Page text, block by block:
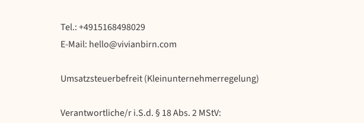
Tel.: +4915168498029
E-Mail: hello@vivianbirn.com
Umsatzsteuerbefreit (Kleinunternehmerregelung)
Verantwortliche/r i.S.d. § 18 Abs. 2 MStV: